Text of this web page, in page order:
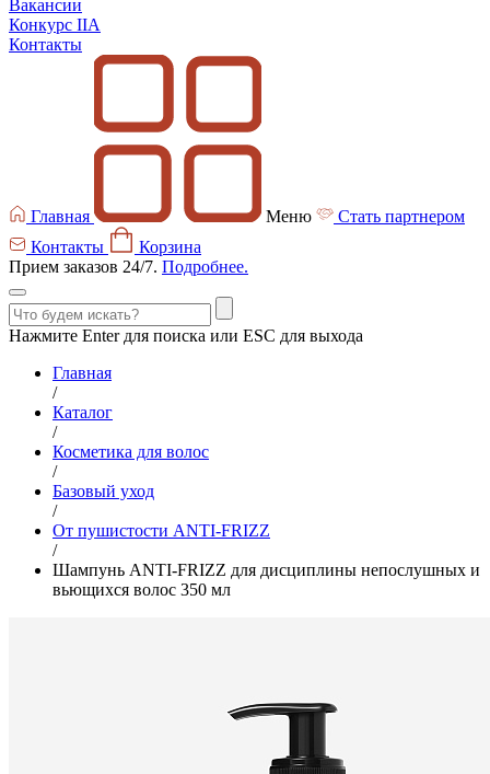
Вакансии
Конкурс IIA
Контакты
Главная Меню
Стать партнером
Контакты
Корзина
Прием заказов 24/7. Подробнее.
Нажмите Enter для поиска или ESC для выхода
Главная
/
Каталог
/
Косметика для волос
/
Базовый уход
/
От пушистости ANTI-FRIZZ
/
Шампунь ANTI-FRIZZ для дисциплины непослушных и
вьющихся волос 350 мл